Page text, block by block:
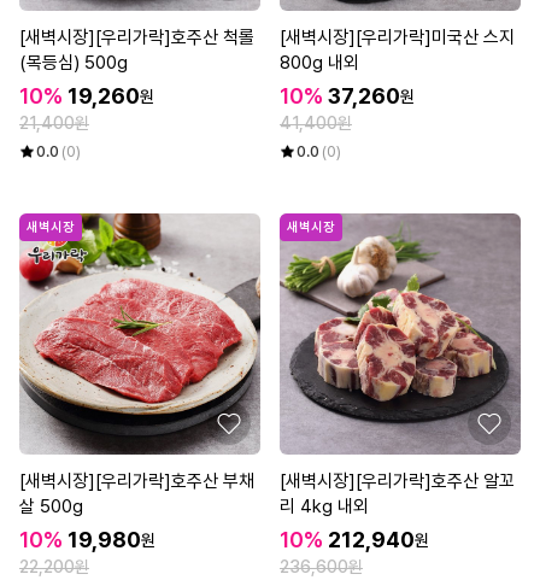
[새벽시장][우리가락]호주산 척롤
(목등심) 500g
10% 19,260원
21,400원
0.0 (0)
[새벽시장][우리가락]미국산 스지
800g 내외
10% 37,260원
41,400원
0.0 (0)
새벽시장
[새벽시장][우리가락]호주산 부채
살 500g
10% 19,980원
22,200원
새벽시장
[새벽시장][우리가락]호주산 알꼬
리 4kg 내외
10% 212,940원
236,600원